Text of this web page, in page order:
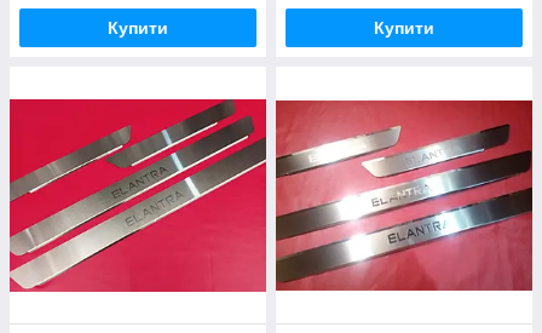
Купити Купити